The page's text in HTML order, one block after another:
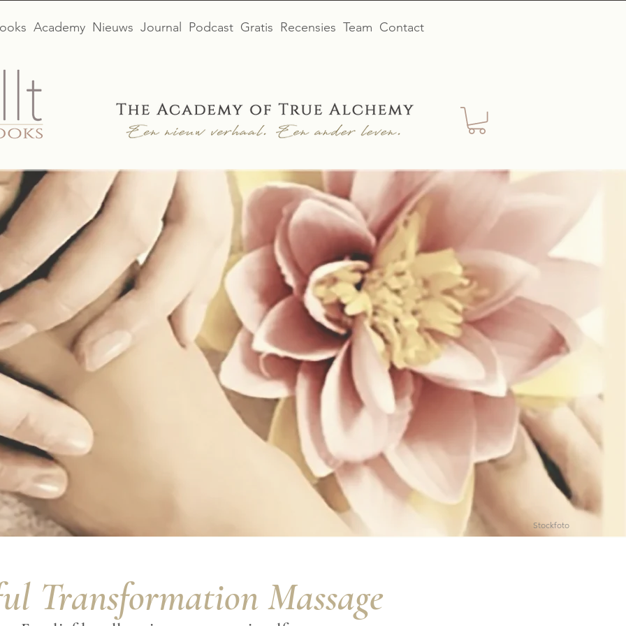
Academy Nieuws Journal Podcast Gratis Recensies Team Contact
Stockfoto
Transformation Massage